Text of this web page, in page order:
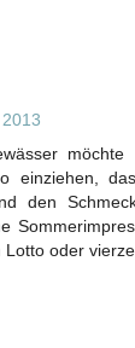
einziehen,
den
Lotto oder